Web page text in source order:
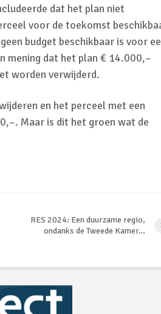
dat het plan niet
voor de toekomst
budget beschikbaar is voor
mening dat het plan € 14.000,–
worden verwijderd.
en het perceel met een
Maar is dit het groen wat de
RES 2024: Een duurzame regio,
ondanks de Tweede Kamer…